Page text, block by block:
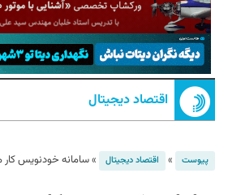
اقتصاد دیجیتال
پیوست » اقتصاد دیجیتال »سامانه خودنویس